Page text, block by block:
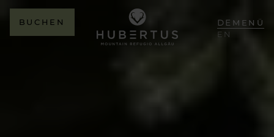
BUCHEN
DE
EN
MENÜ